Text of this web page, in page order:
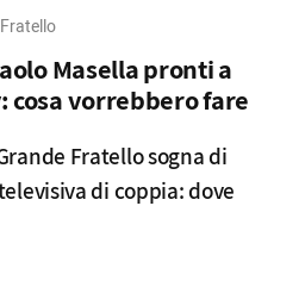
Masella pronti a
cosa vorrebbero fare
Fratello sogna di
di coppia: dove